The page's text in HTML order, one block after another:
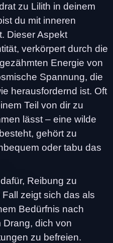
zu Lilith in deinem
du mit inneren
Dieser Aspekt
verkörpert durch die
Energie von
Spannung, die
herausfordernd ist. Oft
Teil von dir zu
lässt – eine wilde
gehört zu
oder tabu das
Reibung zu
zeigt sich das als
Bedürfnis nach
dich von
zu befreien.